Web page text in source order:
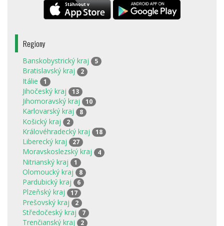
Regiony
Banskobystrický kraj 5
Bratislavský kraj 2
Itálie 1
Jihočeský kraj 13
Jihomoravský kraj 10
Karlovarský kraj 8
Košický kraj 2
Královéhradecký kraj 18
Liberecký kraj 27
Moravskoslezský kraj 4
Nitrianský kraj 1
Olomoucký kraj 8
Pardubický kraj 6
Plzeňský kraj 17
Prešovský kraj 2
Středočeský kraj 7
Trenčianský kraj 2